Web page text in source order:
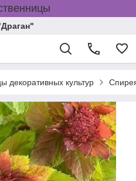
декоративных культур